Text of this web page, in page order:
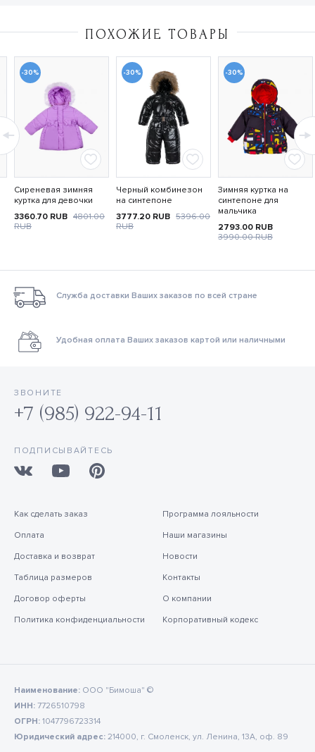
ПОХОЖИЕ ТОВАРЫ
-30%
Сиреневая зимняя
куртка для девочки
3360.70 RUB 4801.00
RUB
-30%
Черный комбинезон
на синтепоне
3777.20 RUB 5396.00
RUB
-30%
Зимняя куртка на
синтепоне для
мальчика
2793.00 RUB
3990.00RUB
Служба доставки Ваших заказов по всей стране
Удобная оплата Ваших заказов картой или наличными
ЗВОНИТЕ
+7 (985) 922-94-11
ПОДПИСЫВАЙТЕСЬ
Как сделать заказ
Оплата
Доставка и возврат
Таблица размеров
Договор оферты
Политика конфиденциальности
Программа лояльности
Наши магазины
Новости
Контакты
О компании
Корпоративный кодекс
Наименование: ООО "Бимоша" ©
ИНН: 7726510798
ОГРН: 1047796723314
Юридический адрес: 214000, г. Смоленск, ул. Ленина, 13А, оф. 89